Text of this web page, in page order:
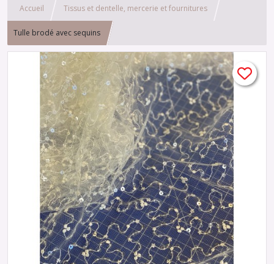
Accueil Tissus et dentelle, mercerie et fournitures
Tulle brodé avec sequins